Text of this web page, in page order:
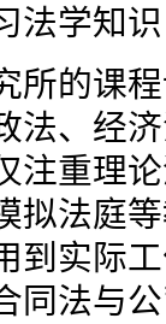
法学知
所的课
法、经
注重理
拟法庭
到实际
同法与